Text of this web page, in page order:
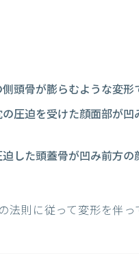
頭骨が膨らむような変形
圧迫を受けた顔面部が
した頭蓋骨が凹み前方の
則に従って変形を伴っ